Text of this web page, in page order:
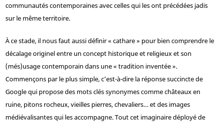
communautés contemporaines avec celles qui les ont précédées jadis
sur le même territoire.
À ce stade, il nous faut aussi définir « cathare » pour bien comprendre le
décalage originel entre un concept historique et religieux et son
(més)usage contemporain dans une « tradition inventée ».
Commençons par le plus simple, c’est-à-dire la réponse succincte de
Google qui propose des mots clés synonymes comme châteaux en
ruine, pitons rocheux, vieilles pierres, chevaliers… et des images
médiévalisantes qui les accompagne. Tout cet imaginaire déployé de